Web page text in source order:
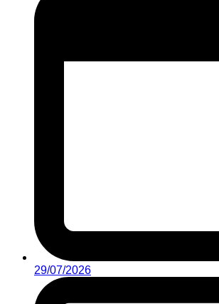
29/07/2026